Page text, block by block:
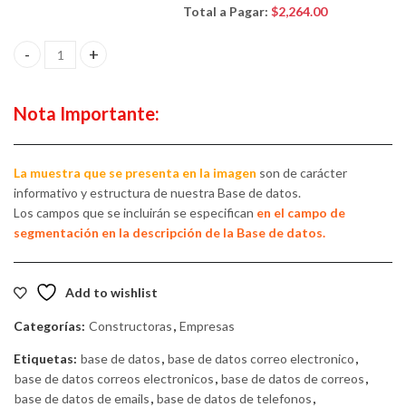
Total a Pagar: $2,264.00
Empresas constructoras y sociedades financieras cantidad
Nota Importante:
La muestra que se presenta en la imagen son de carácter
informativo y estructura de nuestra Base de datos.
Los campos que se incluirán se especifican en el campo de
segmentación en la descripción de la Base de datos.
Add to wishlist
Categorías: Constructoras, Empresas
Etiquetas: base de datos, base de datos correo electronico,
base de datos correos electronicos, base de datos de correos,
base de datos de emails, base de datos de telefonos,